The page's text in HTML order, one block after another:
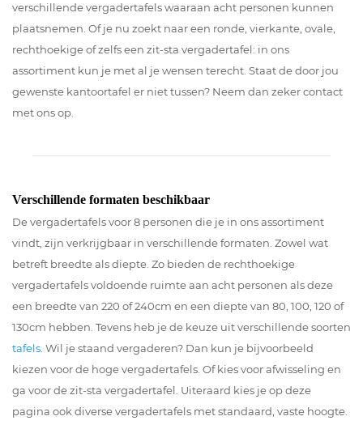
verschillende vergadertafels waaraan acht personen kunnen
plaatsnemen. Of je nu zoekt naar een ronde, vierkante, ovale,
rechthoekige of zelfs een zit-sta vergadertafel: in ons
assortiment kun je met al je wensen terecht. Staat de door jou
gewenste kantoortafel er niet tussen? Neem dan zeker contact
met ons op.
Verschillende formaten beschikbaar
De vergadertafels voor 8 personen die je in ons assortiment
vindt, zijn verkrijgbaar in verschillende formaten. Zowel wat
betreft breedte als diepte. Zo bieden de rechthoekige
vergadertafels voldoende ruimte aan acht personen als deze
een breedte van 220 of 240cm en een diepte van 80, 100, 120 of
130cm hebben. Tevens heb je de keuze uit verschillende soorten
tafels . Wil je staand vergaderen? Dan kun je bijvoorbeeld
kiezen voor de hoge vergadertafels. Of kies voor afwisseling en
ga voor de zit-sta vergadertafel. Uiteraard kies je op deze
pagina ook diverse vergadertafels met standaard, vaste hoogte.